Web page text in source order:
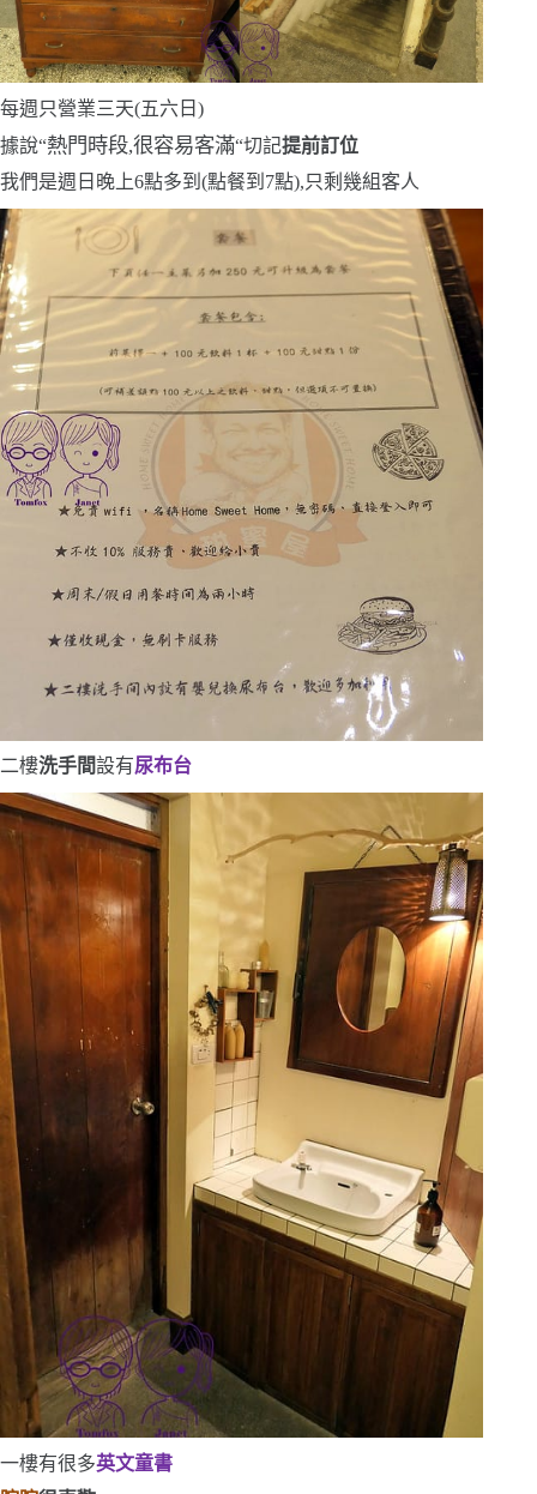
每週只營業三天(五六日 )
據說“熱門時段,很容易客滿“切記提前訂位
我們是週日晚上6點多到 (點餐到 7點),只剩幾組客人
二樓洗手間設有尿布台
一樓有很多英文童書